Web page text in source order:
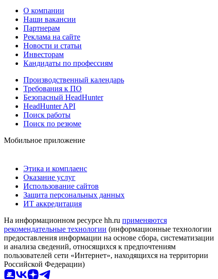
О компании
Наши вакансии
Партнерам
Реклама на сайте
Новости и статьи
Инвесторам
Кандидаты по профессиям
Производственный календарь
Требования к ПО
Безопасный HeadHunter
HeadHunter API
Поиск работы
Поиск по резюме
Мобильное приложение
Этика и комплаенс
Оказание услуг
Использование сайтов
Защита персональных данных
ИТ аккредитация
На информационном ресурсе hh.ru применяются
рекомендательные технологии (информационные технологии
предоставления информации на основе сбора, систематизации
и анализа сведений, относящихся к предпочтениям
пользователей сети «Интернет», находящихся на территории
Российской Федерации)